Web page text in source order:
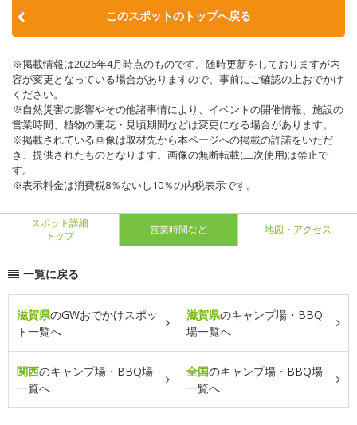
このスポットのトップへ戻る
※掲載情報は2026年4月時点のものです。随時更新をしておりますが内
容が変更となっている場合がありますので、事前にご確認の上おでかけ
ください。
※自然災害の影響やその他諸事情により、イベントの開催情報、施設の
営業時間、植物の開花・見頃期間などは変更になる場合があります。
※掲載されている画像は取材先から本ページへの掲載の許諾をいただ
き、提供されたものとなります。画像の無断転載(二次使用)は禁止で
す。
※表示料金は消費税8％ないし10％の内税表示です。
スポット詳細
トップ
営業時間など 地図・アクセス
一覧に戻る
滋賀県のGWおでかけスポッ
ト一覧へ
滋賀県のキャンプ場・BBQ
場一覧へ
関西のキャンプ場・BBQ場
一覧へ
全国のキャンプ場・BBQ場
一覧へ